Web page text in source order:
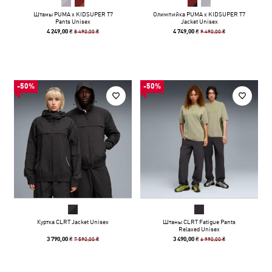
Штаны PUMA x KIDSUPER T7
Pants Unisex
4 249,00 ₴8 490,00 ₴
Олимпийка PUMA x KIDSUPER T7
Jacket Unisex
4 749,00 ₴9 490,00 ₴
-50%
Куртка CLRT Jacket Unisex
3 790,00 ₴7 590,00 ₴
-50%
Штаны CLRT Fatigue Pants
Relaxed Unisex
3 490,00 ₴6 990,00 ₴